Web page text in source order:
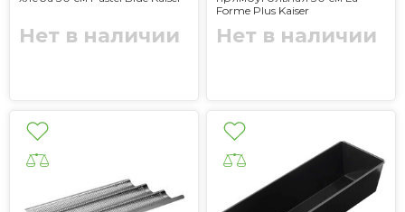
Нет в наличии
Forme Plus Kaiser
Нет в наличии